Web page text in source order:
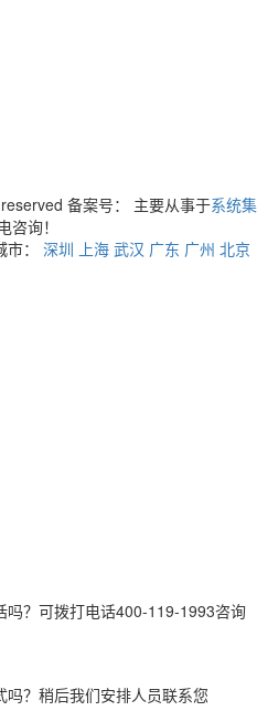
备案号：
主要从事于系统集
咨询！
市： 深圳 上海 武汉 广东 广州 北京
吗？可拨打电话400-119-1993咨询
？稍后我们安排人员联系您